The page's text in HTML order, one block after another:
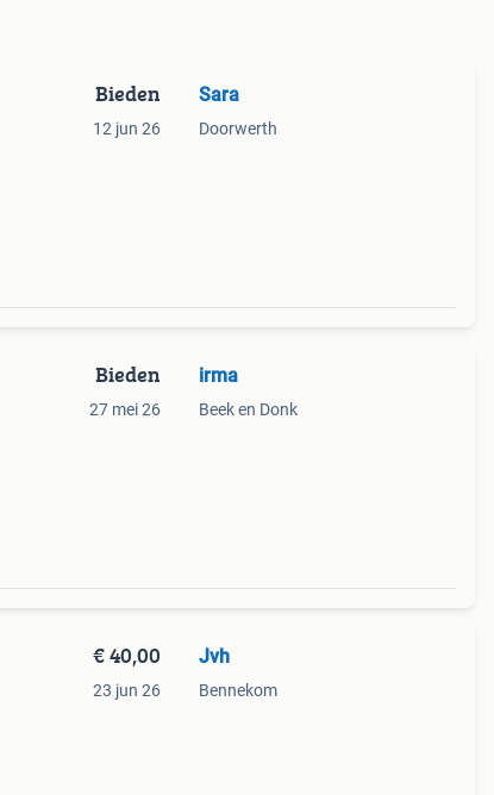
Bieden
12 jun 26
Sara
Doorwerth
Bieden
27 mei 26
irma
Beek en Donk
€ 40,00
23 jun 26
Jvh
Bennekom